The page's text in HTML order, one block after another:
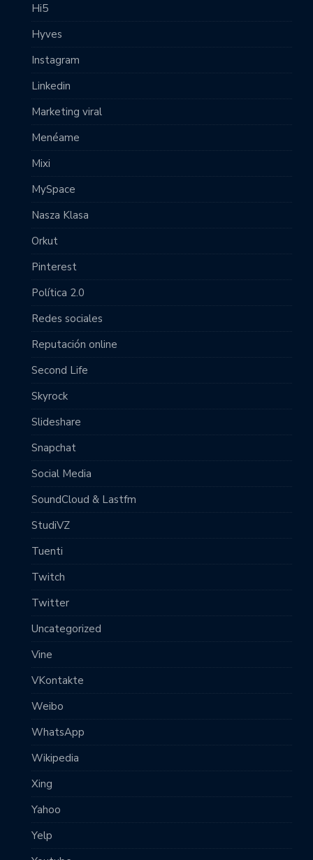
Hi5
Hyves
Instagram
Linkedin
Marketing viral
Menéame
Mixi
MySpace
Nasza Klasa
Orkut
Pinterest
Política 2.0
Redes sociales
Reputación online
Second Life
Skyrock
Slideshare
Snapchat
Social Media
SoundCloud & Lastfm
StudiVZ
Tuenti
Twitch
Twitter
Uncategorized
Vine
VKontakte
Weibo
WhatsApp
Wikipedia
Xing
Yahoo
Yelp